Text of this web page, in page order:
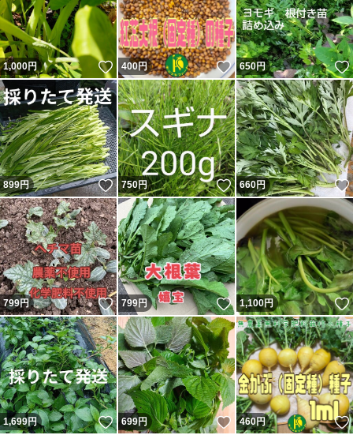
1,000円 いいね！
400円 いいね！
650円
899円 いいね！
750円 いいね！
660円
799円 いいね！
799円 いいね！
1,100円
1,699円 いいね！
699円 いいね！
460円